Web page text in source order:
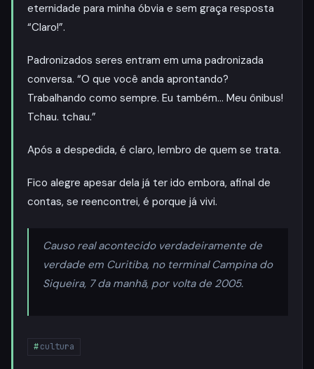
eternidade para minha óbvia e sem ­graça resposta
“Claro!”.
Padronizados seres entram em uma padronizada
conversa. “O que você anda aprontando?
Trabalhando como sempre. Eu também… Meu ônibus!
Tchau. tchau.”
Após a despedida, é claro, lembro de quem se trata.
Fico alegre apesar dela já ter ido embora, afinal de
contas, se reencontrei, é porque já vivi.
Causo real acontecido verdadeiramente de
verdade em Curitiba, no terminal Campina do
Siqueira, 7 da manhã, por volta de 2005.
cultura